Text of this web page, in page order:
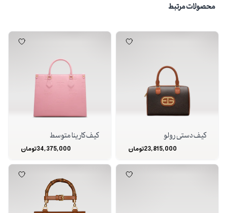
محصولات مرتبط
کیف دستی رولو
23,815,000تومان
کیف کارینا متوسط
34,375,000تومان